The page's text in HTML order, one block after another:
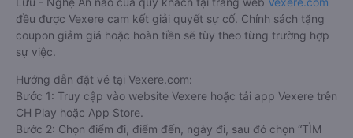
đều được Vexere cam kết giải quyết sự cố. Chính sách tặng
coupon giảm giá hoặc hoàn tiền sẽ tùy theo từng trường hợp
sự việc.
Hướng dẫn đặt vé tại Vexere.com:
Bước 1: Truy cập vào website Vexere hoặc tải app Vexere trên
CH Play hoặc App Store.
Bước 2: Chọn điểm đi, điểm đến, ngày đi, sau đó chọn “TÌM